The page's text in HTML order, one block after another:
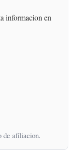
informacion en
de afiliacion.